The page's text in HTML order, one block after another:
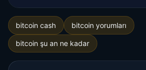
bitcoin cash bitcoin yorumları
bitcoin şu an ne kadar